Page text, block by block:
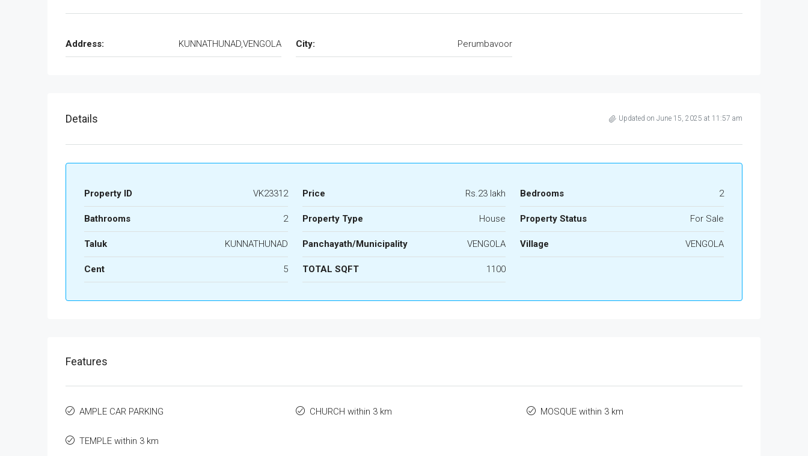
Address: KUNNATHUNAD,VENGOLA City: Perumbavoor
Details Updated on June 15, 2025 at 11:57 am
Property ID VK23312 Price Rs.23 lakh Bedrooms 2
Bathrooms 2 Property Type House Property Status For Sale
Taluk KUNNATHUNAD Panchayath/Municipality VENGOLA Village VENGOLA
Cent 5 TOTAL SQFT 1100
Features
AMPLE CAR PARKING CHURCH within 3 km MOSQUE within 3 km
TEMPLE within 3 km